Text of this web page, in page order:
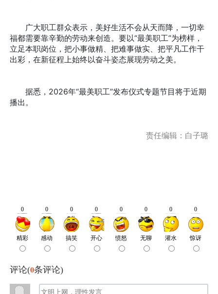
广大职工群众表示，美好生活不会从天而降，一切幸
福都需要靠辛勤的劳动来创造。要以“最美职工”为榜样，
立足本职岗位，把小事做精、把难事做实、把平凡工作干
出彩，在新征程上始终以奋斗姿态展现劳动之美。
据悉，2026年“最美职工”发布仪式专题节目将于近期
播出。
责任编辑：白子璐
评论(0条评论)